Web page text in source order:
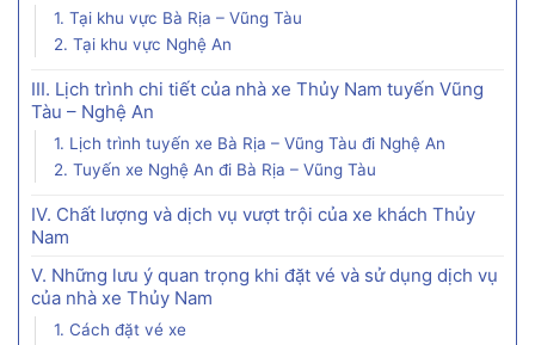
1. Tại khu vực Bà Rịa – Vũng Tàu
2. Tại khu vực Nghệ An
III. Lịch trình chi tiết của nhà xe Thủy Nam tuyến Vũng
Tàu – Nghệ An
1. Lịch trình tuyến xe Bà Rịa – Vũng Tàu đi Nghệ An
2. Tuyến xe Nghệ An đi Bà Rịa – Vũng Tàu
IV. Chất lượng và dịch vụ vượt trội của xe khách Thủy
Nam
V. Những lưu ý quan trọng khi đặt vé và sử dụng dịch vụ
của nhà xe Thủy Nam
1. Cách đặt vé xe